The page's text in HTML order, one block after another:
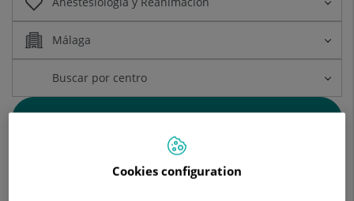
Resultados de la búsqueda
Cookies configuration